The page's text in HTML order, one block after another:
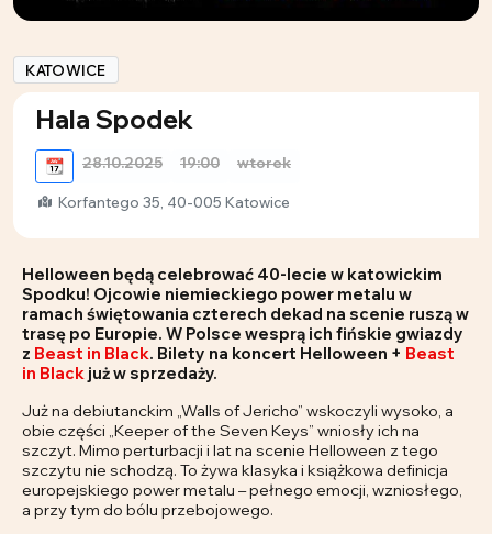
KATOWICE
Hala Spodek
📆 28.10.2025 19:00 wtorek
Korfantego 35, 40-005 Katowice
Helloween będą celebrować 40-lecie w katowickim
Spodku! Ojcowie niemieckiego power metalu w
ramach świętowania czterech dekad na scenie ruszą w
trasę po Europie. W Polsce wesprą ich fińskie gwiazdy
z Beast in Black. Bilety na koncert Helloween + Beast
in Black już w sprzedaży.
Już na debiutanckim „Walls of Jericho” wskoczyli wysoko, a
obie części „Keeper of the Seven Keys” wniosły ich na
szczyt. Mimo perturbacji i lat na scenie Helloween z tego
szczytu nie schodzą. To żywa klasyka i książkowa definicja
europejskiego power metalu – pełnego emocji, wzniosłego,
a przy tym do bólu przebojowego.